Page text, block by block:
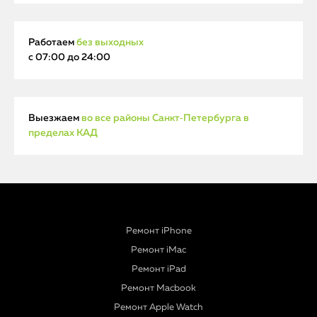
Работаем без выходных
с 07:00 до 24:00
Выезжаем во все районы Санкт‑Петербурга в
пределах КАД
Ремонт iPhone
Ремонт iMac
Ремонт iPad
Ремонт Macbook
Ремонт Apple Watch